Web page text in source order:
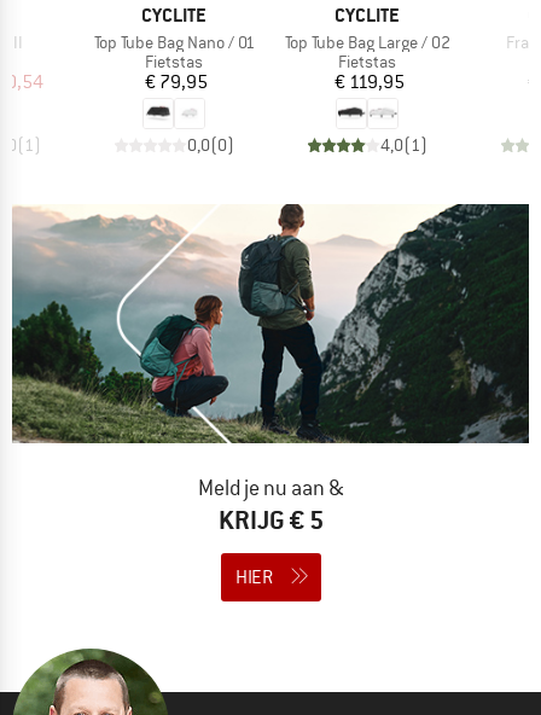
II
prijs
( 1)
MERK
CYCLITE
Artikel
Top Tube Bag Nano / 01
Productgroep
Fietstas
Prijs
€ 79,95
0,0(0)
MERK
CYCLITE
Artikel
Top Tube Bag Large / 02
Productgroep
Fietstas
Prijs
€ 119,95
4,0( 1)
Meld je nu aan &
KRIJG € 5
HIER